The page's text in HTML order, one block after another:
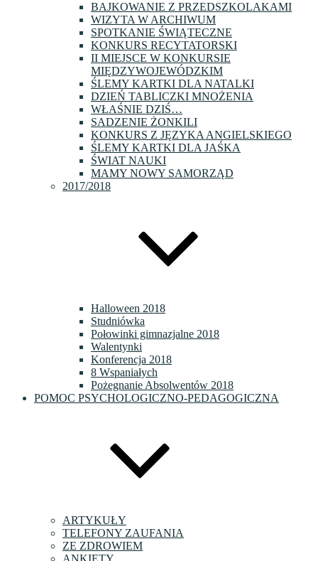
BAJKOWANIE Z PRZEDSZKOLAKAMI
WIZYTA W ARCHIWUM
SPOTKANIE ŚWIĄTECZNE
KONKURS RECYTATORSKI
II MIEJSCE W KONKURSIE
MIĘDZYWOJEWÓDZKIM
ŚLEMY KARTKI DLA NATALKI
DZIEŃ TABLICZKI MNOŻENIA
WŁAŚNIE DZIŚ…
SADZENIE ŻONKILI
KONKURS Z JĘZYKA ANGIELSKIEGO
ŚLEMY KARTKI DLA JAŚKA
ŚWIAT NAUKI
MAMY NOWY SAMORZĄD
2017/2018
Halloween 2018
Studniówka
Połowinki gimnazjalne 2018
Walentynki
Konferencja 2018
8 Wspaniałych
Pożegnanie Absolwentów 2018
POMOC PSYCHOLOGICZNO-PEDAGOGICZNA
ARTYKUŁY
TELEFONY ZAUFANIA
ZE ZDROWIEM
ANKIETY